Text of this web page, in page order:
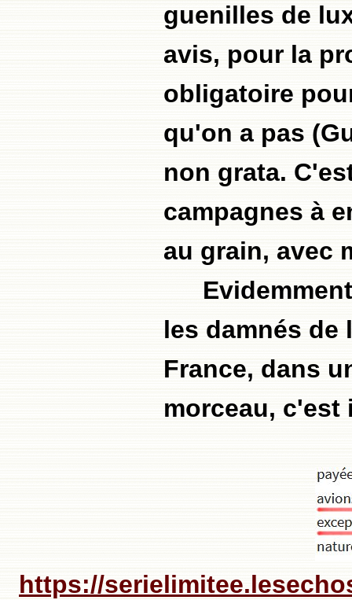
guenilles de
avis, pour la
obligatoire
qu'on a pas
non grata.
campagnes à
au grain, avec
les damnés de
France, dans
morceau,
https://